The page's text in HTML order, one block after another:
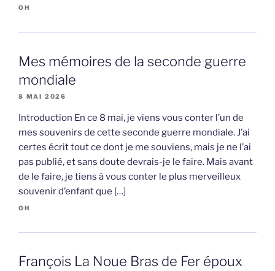
OH
Mes mémoires de la seconde guerre
mondiale
8 MAI 2026
Introduction En ce 8 mai, je viens vous conter l’un de
mes souvenirs de cette seconde guerre mondiale. J’ai
certes écrit tout ce dont je me souviens, mais je ne l’ai
pas publié, et sans doute devrais-je le faire. Mais avant
de le faire, je tiens à vous conter le plus merveilleux
souvenir d’enfant que […]
OH
François La Noue Bras de Fer époux